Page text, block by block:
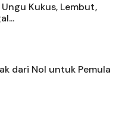
Kukus, Lembut,
dari Nol untuk Pemula